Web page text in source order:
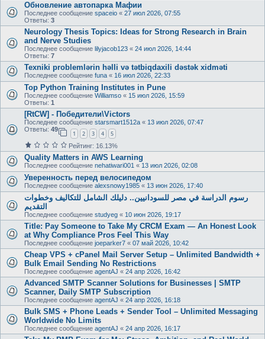
Обновление автопарка Мафии
Последнее сообщение spaceio « 27 июл 2026, 07:55
Ответы: 3
Neurology Thesis Topics: Ideas for Strong Research in Brain
and Nerve Studies
Последнее сообщение lilyjacob123 « 24 июл 2026, 14:44
Ответы: 7
Texniki problemlərin həlli və tətbiqdaxili dəstək xidməti
Последнее сообщение funa « 16 июл 2026, 22:33
Top Python Training Institutes in Pune
Последнее сообщение Williamso « 15 июл 2026, 15:59
Ответы: 1
[RtCW] - Победители\Victors
Последнее сообщение starsmart1512a « 13 июл 2026, 07:47
Ответы: 49
1 2 3 4 5
Рейтинг: 16.13%
Quality Matters in AWS Learning
Последнее сообщение nehatiwari001 « 13 июл 2026, 02:08
Уверенность перед велосипедом
Последнее сообщение alexsnowy1985 « 13 июн 2026, 17:40
رسوم الدراسة في مصر للسودانيين.. دليلك الشامل للتكاليف وخطوات
التقديم
Последнее сообщение studyeg « 10 июн 2026, 19:17
Title: Pay Someone to Take My CRCM Exam — An Honest Look
at Why Compliance Pros Feel This Way
Последнее сообщение joeparker7 « 07 май 2026, 10:42
Cheap VPS + cPanel Mail Server Setup – Unlimited Bandwidth +
Bulk Email Sending No Restrictions
Последнее сообщение agentAJ « 24 апр 2026, 16:42
Advanced SMTP Scanner Solutions for Businesses | SMTP
Scanner, Daily SMTP Subscription
Последнее сообщение agentAJ « 24 апр 2026, 16:18
Bulk SMS + Phone Leads + Sender Tool – Unlimited Messaging
Worldwide No Limits
Последнее сообщение agentAJ « 24 апр 2026, 16:17